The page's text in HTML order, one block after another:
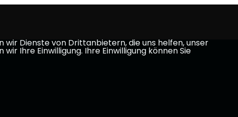
wir Dienste von Drittanbietern, die uns helfen, unser
Ihre Einwilligung. Ihre Einwilligung können Sie